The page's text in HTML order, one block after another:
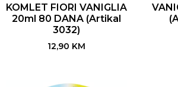
KOMLET FIORI VANIGLIA
20ml 80 DANA (Artikal
3032)
12,90 KM